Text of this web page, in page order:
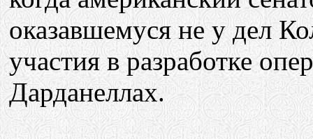
оказавшемуся не у дел
участия в разработке
Дарданеллах.